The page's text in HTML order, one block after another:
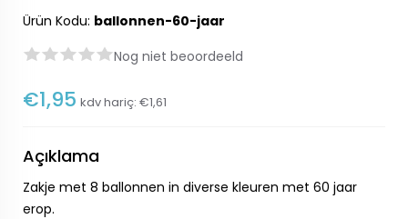
Ürün Kodu: ballonnen-60-jaar
Nog niet beoordeeld
€1,95 kdv hariç: €1,61
Açıklama
Zakje met 8 ballonnen in diverse kleuren met 60 jaar
erop.